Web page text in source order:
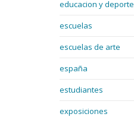
educacion y deporte
escuelas
escuelas de arte
españa
estudiantes
exposiciones